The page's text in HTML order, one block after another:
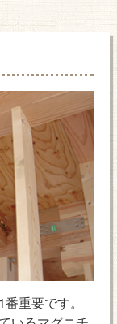
重要です。